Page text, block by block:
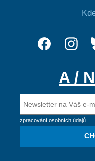
A /
zpracování osobních údajů